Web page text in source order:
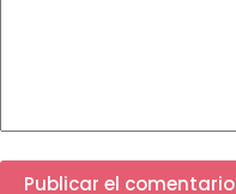
Publicar el comentario